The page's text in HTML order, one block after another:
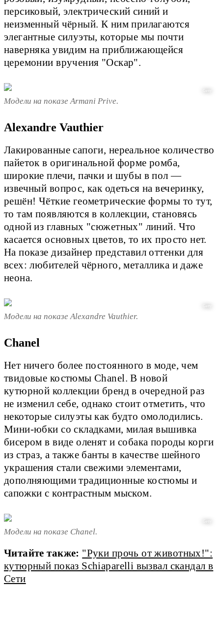
персиковый, электрический синий и
неизменный чёрный. К ним прилагаются
элегантные силуэты, которые мы почти
наверняка увидим на приближающейся
церемонии вручения "Оскар".
Модели на показе Armani Prive.
Alexandre Vauthier
Лакированные сапоги, нереальное количество
пайеток в оригинальной форме ромба,
широкие плечи, пачки и шубы в пол —
извечный вопрос, как одеться на вечеринку,
решён! Чёткие геометрические формы то тут,
то там появляются в коллекции, становясь
одной из главных "сюжетных" линий. Что
касается основных цветов, то их просто нет.
На показе дизайнер представил оттенки для
всех: любителей чёрного, металлика и даже
неона.
Модели на показе Alexandre Vauthier.
Chanel
Нет ничего более постоянного в моде, чем
твидовые костюмы Chanel. В новой
кутюрной коллекции бренд в очередной раз
не изменил себе, однако стоит отметить, что
некоторые силуэты как будто омолодились.
Мини-юбки со складками, милая вышивка
бисером в виде оленят и собака породы корги
из страз, а также банты в качестве шейного
украшения стали свежими элементами,
дополняющими традиционные костюмы и
сапожки с контрастным мыском.
Модели на показе Chanel.
Читайте также: "Руки прочь от животных!":
кутюрный показ Schiaparelli вызвал скандал в
Сети